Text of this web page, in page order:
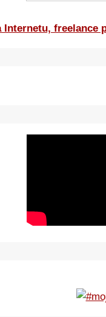
Internetu, freelance